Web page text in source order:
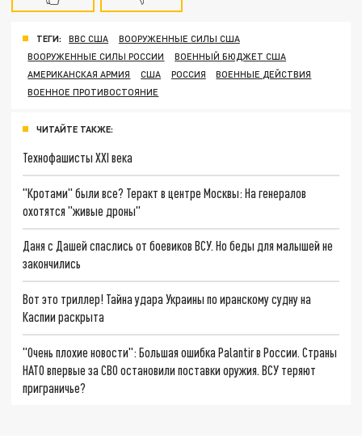
ТЕГИ: ВВС США
ВООРУЖЕННЫЕ СИЛЫ США
ВООРУЖЕННЫЕ СИЛЫ РОССИИ
ВОЕННЫЙ БЮДЖЕТ США
АМЕРИКАНСКАЯ АРМИЯ
США РОССИЯ
ВОЕННЫЕ ДЕЙСТВИЯ
ВОЕННОЕ ПРОТИВОСТОЯНИЕ
ЧИТАЙТЕ ТАКЖЕ:
Технофашисты XXI века
"Кротами" были все? Теракт в центре Москвы: На генералов
охотятся "живые дроны"
Даня с Дашей спаслись от боевиков ВСУ. Но беды для малышей не
закончились
Вот это триллер! Тайна удара Украины по иранскому судну на
Каспии раскрыта
"Очень плохие новости": Большая ошибка Palantir в России. Страны
НАТО впервые за СВО остановили поставки оружия. ВСУ теряют
приграничье?